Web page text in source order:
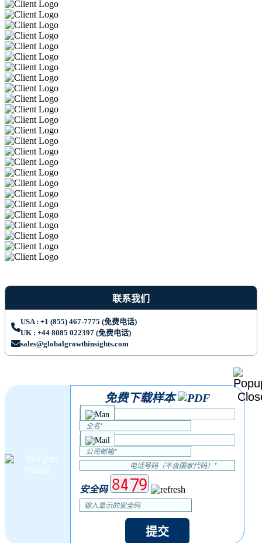
联系我们
USA : +1 (855) 467-7775 (免费电话)
UK : +44 8085 022397 (免费电话)
sales@globalgrowthinsights.com
免费下载样本
安全码
提交